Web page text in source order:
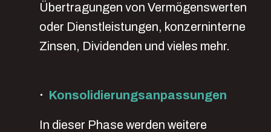
Übertragungen von Vermögenswerten
oder Dienstleistungen, konzerninterne
Zinsen, Dividenden und vieles mehr.
· Konsolidierungsanpassungen
In dieser Phase werden weitere